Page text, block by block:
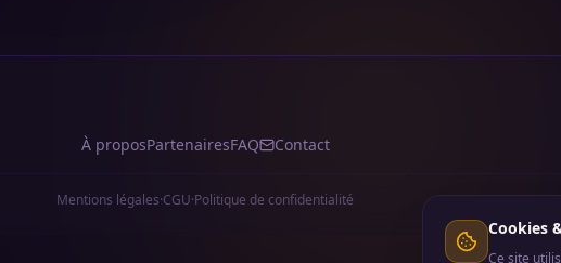
À proposPartenairesFAQ Contact
Mentions légales·CGU·Politique de confidentialité
Cookies
Ce site